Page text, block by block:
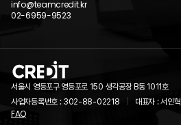
info@teamcredit.kr
02-6959-9523
서울시 영등포구 영등포로 150 생각공장 B동 1011호
사업자등록번호 : 302-88-02218
대표자 : 서인혁
FAQ